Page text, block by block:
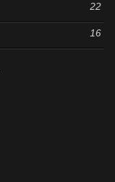
22
16